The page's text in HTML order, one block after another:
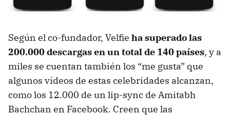
Según el co-fundador, Velfie ha superado las
200.000 descargas en un total de 140 países, y a
miles se cuentan también los “me gusta” que
algunos vídeos de estas celebridades alcanzan,
como los 12.000 de un lip-sync de Amitabh
Bachchan en Facebook. Creen que las